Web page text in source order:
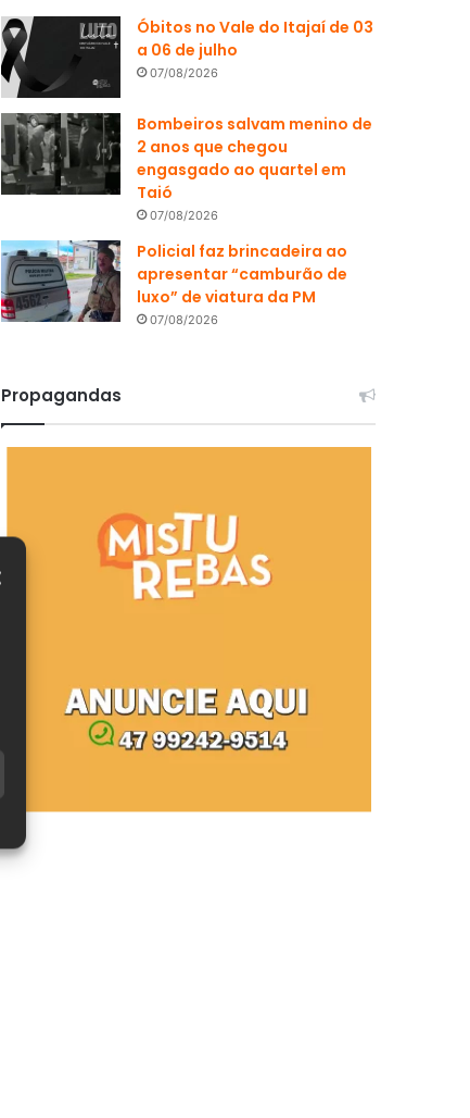
Óbitos no Vale do Itajaí de 03
a 06 de julho
07/08/2026
Bombeiros salvam menino de
2 anos que chegou
engasgado ao quartel em
Taió
07/08/2026
Policial faz brincadeira ao
apresentar “camburão de
luxo” de viatura da PM
07/08/2026
Propagandas